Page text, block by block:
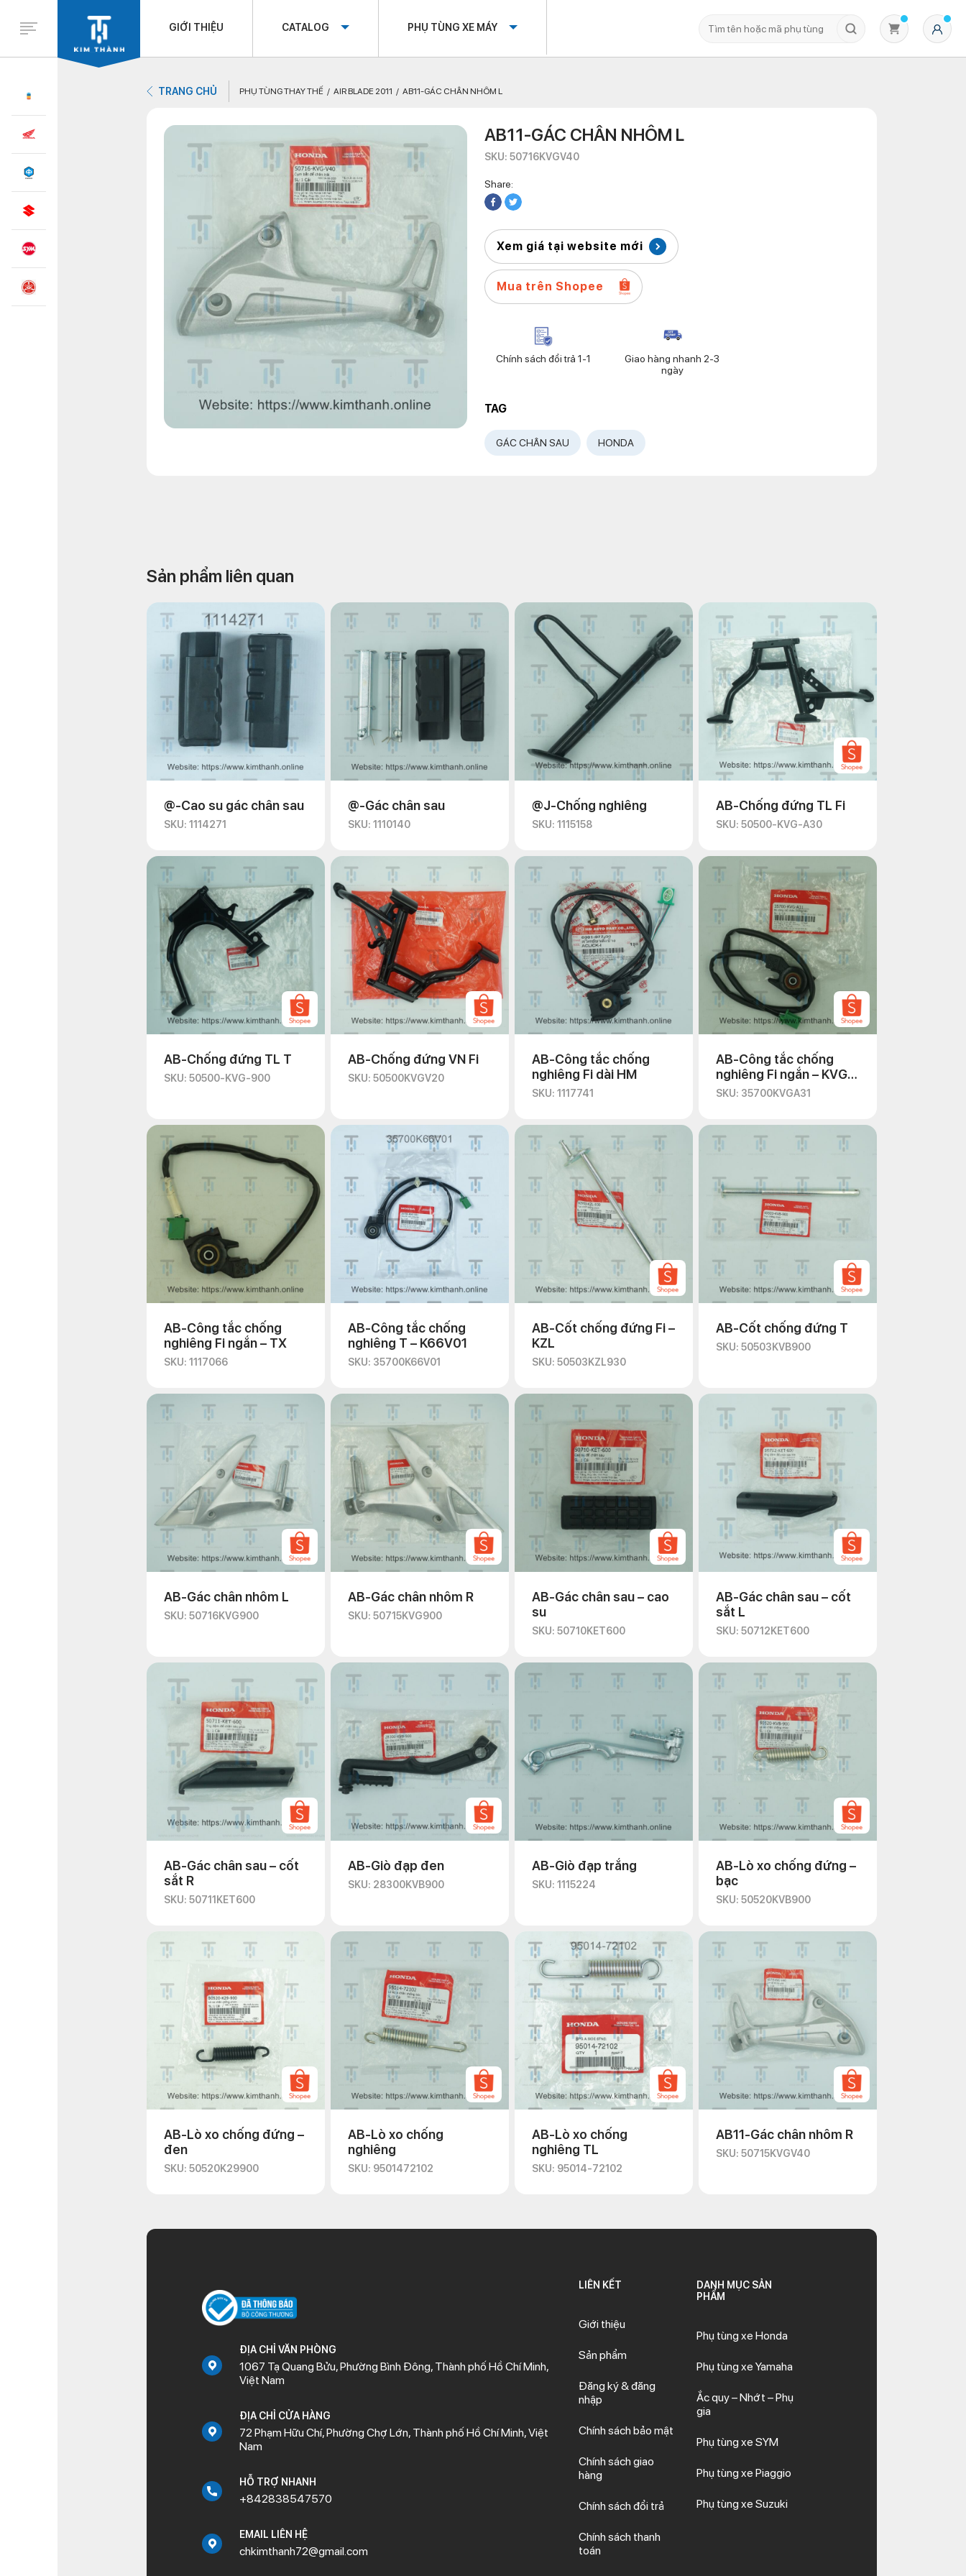
GIỚI THIỆU CATALOG PHỤ TÙNG XE MÁY
TRANG CHỦ PHỤ TÙNG THAY THẾ AIR BLADE 2011 AB11-GÁC CHÂN NHÔM L
AB11-GÁC CHÂN NHÔM L
SKU: 50716KVGV40
Share:
Xem giá tại website mới
Mua trên Shopee
Chính sách đổi trả 1-1
Giao hàng nhanh 2-3
ngày
TAG
GÁC CHÂN SAU HONDA
Sản phẩm liên quan
@-Cao su gác chân sau
SKU: 1114271
@-Gác chân sau
SKU: 1110140
@J-Chống nghiêng
SKU: 1115158
AB-Chống đứng TL Fi
SKU: 50500-KVG-A30
AB-Chống đứng TL T
SKU: 50500-KVG-900
AB-Chống đứng VN Fi
SKU: 50500KVGV20
AB-Công tắc chống
nghiêng Fi dài HM
SKU: 1117741
AB-Công tắc chống
nghiêng Fi ngắn – KVG –
kđ
SKU: 35700KVGA31
AB-Công tắc chống
nghiêng Fi ngắn – TX
SKU: 1117066
AB-Công tắc chống
nghiêng T – K66V01
SKU: 35700K66V01
AB-Cốt chống đứng Fi –
KZL
SKU: 50503KZL930
AB-Cốt chống đứng T
SKU: 50503KVB900
AB-Gác chân nhôm L
SKU: 50716KVG900
AB-Gác chân nhôm R
SKU: 50715KVG900
AB-Gác chân sau – cao
su
SKU: 50710KET600
AB-Gác chân sau – cốt
sắt L
SKU: 50712KET600
AB-Gác chân sau – cốt
sắt R
SKU: 50711KET600
AB-Giò đạp đen
SKU: 28300KVB900
AB-Giò đạp trắng
SKU: 1115224
AB-Lò xo chống đứng –
bạc
SKU: 50520KVB900
AB-Lò xo chống đứng –
đen
SKU: 50520K29900
AB-Lò xo chống
nghiêng
SKU: 9501472102
AB-Lò xo chống
nghiêng TL
SKU: 95014-72102
AB11-Gác chân nhôm R
SKU: 50715KVGV40
ĐỊA CHỈ VĂN PHÒNG
1067 Tạ Quang Bửu, Phường Bình Đông, Thành phố Hồ Chí Minh,
Việt Nam
ĐỊA CHỈ CỬA HÀNG
72 Phạm Hữu Chí, Phường Chợ Lớn, Thành phố Hồ Chí Minh, Việt
Nam
HỖ TRỢ NHANH
+842838547570
EMAIL LIÊN HỆ
chkimthanh72@gmail.com
LIÊN KẾT
Giới thiệu
Sản phẩm
Đăng ký & đăng
nhập
Chính sách bảo mật
Chính sách giao
hàng
Chính sách đổi trả
Chính sách thanh
toán
DANH MỤC SẢN
PHẨM
Phụ tùng xe Honda
Phụ tùng xe Yamaha
Ắc quy – Nhớt – Phụ
gia
Phụ tùng xe SYM
Phụ tùng xe Piaggio
Phụ tùng xe Suzuki